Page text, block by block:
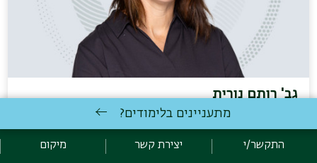
גב' רותם נורית
מתאמת חוגים, ועדות ומשנים לדיקן
טלפון:072-2644975
מתעניינים בלימודים?
התקשר/י יצירת קשר מיקום